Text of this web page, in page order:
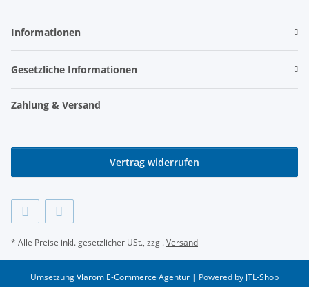
Informationen
Gesetzliche Informationen
Zahlung & Versand
Vertrag widerrufen
* Alle Preise inkl. gesetzlicher USt., zzgl.Versand
UmsetzungVlarom E-Commerce Agentur | Powered by JTL-Shop